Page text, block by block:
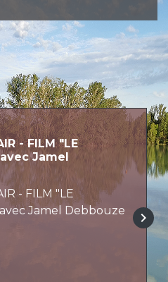
- FILM "LE
avec Jamel
- FILM "LE
Jamel Debbouze
keyboard_arrow_right